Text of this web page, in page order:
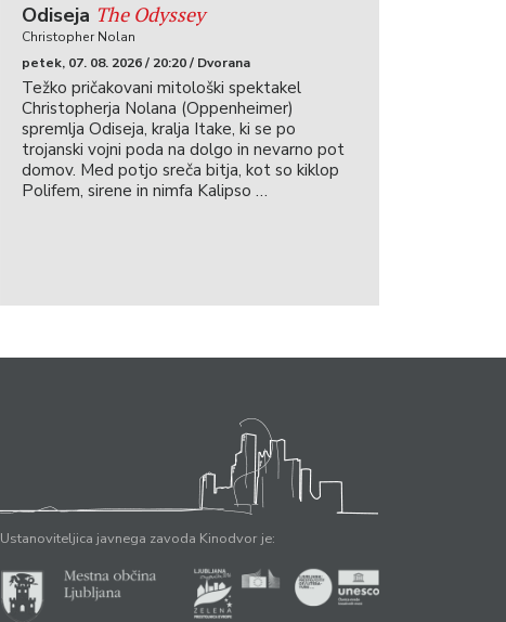
Odiseja The Odyssey
Christopher Nolan
petek, 07. 08. 2026 / 20:20 / Dvorana
Težko pričakovani mitološki spektakel
Christopherja Nolana (Oppenheimer)
spremlja Odiseja, kralja Itake, ki se po
trojanski vojni poda na dolgo in nevarno pot
domov. Med potjo sreča bitja, kot so kiklop
Polifem, sirene in nimfa Kalipso …
Ustanoviteljica javnega zavoda Kinodvor je: